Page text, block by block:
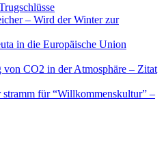
– Wird der Winter zur
in die Europäische Union
CO2 in der Atmosphäre – Zitat
für “Willkommenskultur” –